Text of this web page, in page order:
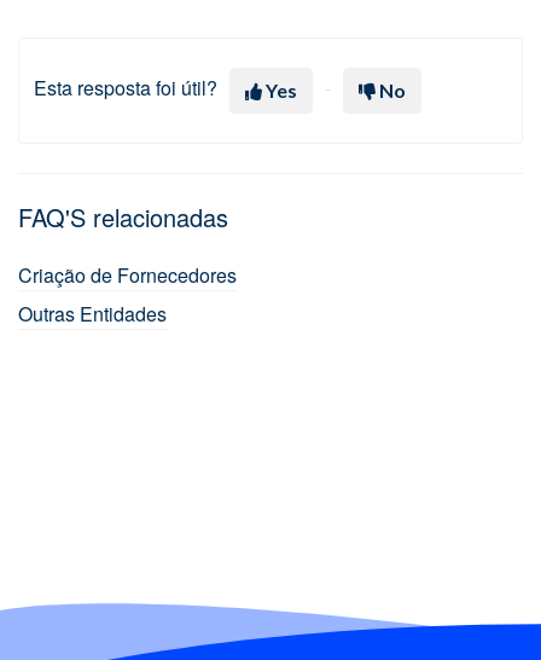
Esta resposta foi útil? Yes No
FAQ'S relacionadas
Criação de Fornecedores
Outras Entidades